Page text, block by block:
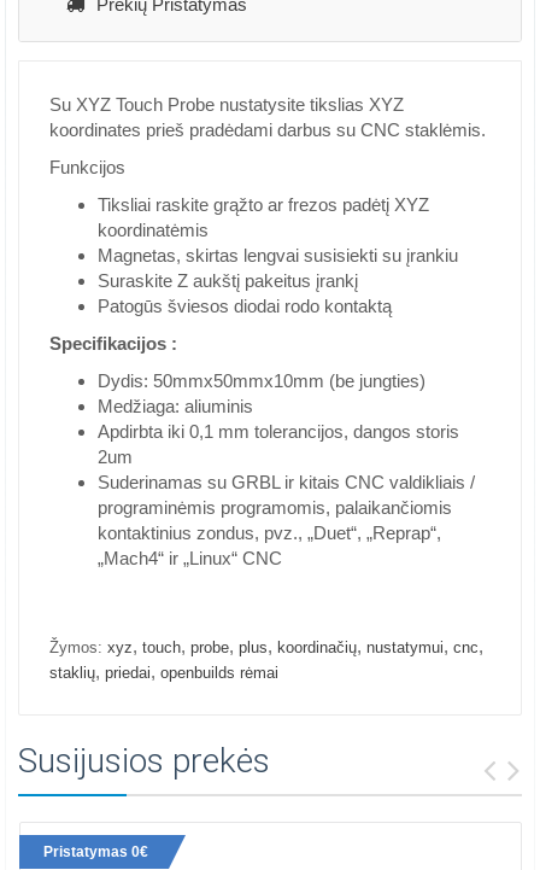
Prekių Pristatymas
Su XYZ Touch Probe nustatysite tikslias XYZ
koordinates prieš pradėdami darbus su CNC staklėmis.
Funkcijos
Tiksliai raskite grąžto ar frezos padėtį XYZ
koordinatėmis
Magnetas, skirtas lengvai susisiekti su įrankiu
Suraskite Z aukštį pakeitus įrankį
Patogūs šviesos diodai rodo kontaktą
Specifikacijos :
Dydis: 50mmx50mmx10mm (be jungties)
Medžiaga: aliuminis
Apdirbta iki 0,1 mm tolerancijos, dangos storis
2um
Suderinamas su GRBL ir kitais CNC valdikliais /
programinėmis programomis, palaikančiomis
kontaktinius zondus, pvz., „Duet“, „Reprap“,
„Mach4“ ir „Linux“ CNC
Žymos: xyz, touch, probe, plus, koordinačių, nustatymui, cnc,
staklių, priedai, openbuilds rėmai
Susijusios prekės
Pristatymas 0€